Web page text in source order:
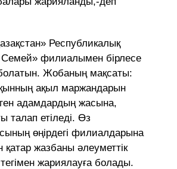
Республикалық
филиалымен бірлесе
Жобаның мақсаты:
ақыл маржандарын
адамдардың жасына,
талап етіледі. Өз
өңірдегі филиалдарына
қатар жазбаны әлеуметтік
жариялауға болады.